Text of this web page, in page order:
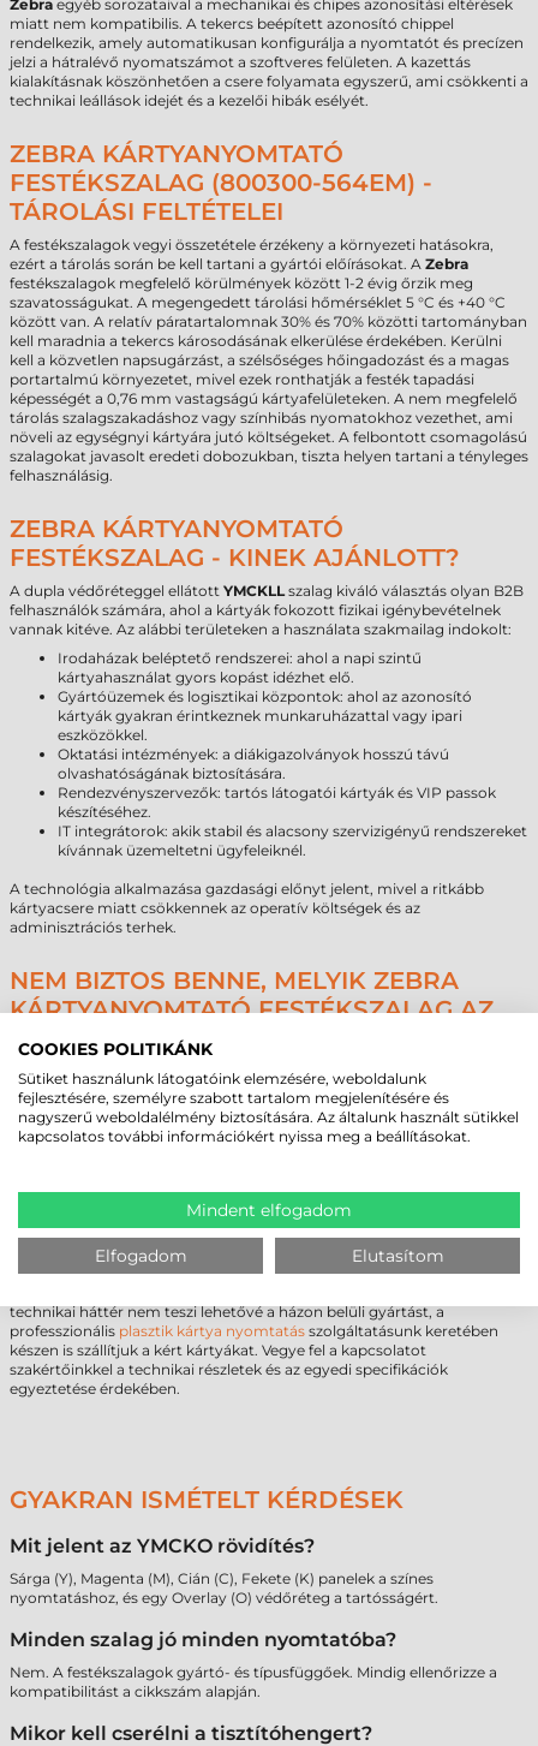
Zebra egyéb sorozataival a mechanikai és chipes azonosítási eltérések
miatt nem kompatibilis. A tekercs beépített azonosító chippel
rendelkezik, amely automatikusan konfigurálja a nyomtatót és precízen
jelzi a hátralévő nyomatszámot a szoftveres felületen. A kazettás
kialakításnak köszönhetően a csere folyamata egyszerű, ami csökkenti a
technikai leállások idejét és a kezelői hibák esélyét.
ZEBRA KÁRTYANYOMTATÓ
FESTÉKSZALAG (800300-564EM) -
TÁROLÁSI FELTÉTELEI
A festékszalagok vegyi összetétele érzékeny a környezeti hatásokra,
ezért a tárolás során be kell tartani a gyártói előírásokat. A Zebra
festékszalagok megfelelő körülmények között 1-2 évig őrzik meg
szavatosságukat. A megengedett tárolási hőmérséklet 5 °C és +40 °C
között van. A relatív páratartalomnak 30% és 70% közötti tartományban
kell maradnia a tekercs károsodásának elkerülése érdekében. Kerülni
kell a közvetlen napsugárzást, a szélsőséges hőingadozást és a magas
portartalmú környezetet, mivel ezek ronthatják a festék tapadási
képességét a 0,76 mm vastagságú kártyafelületeken. A nem megfelelő
tárolás szalagszakadáshoz vagy színhibás nyomatokhoz vezethet, ami
növeli az egységnyi kártyára jutó költségeket. A felbontott csomagolású
szalagokat javasolt eredeti dobozukban, tiszta helyen tartani a tényleges
felhasználásig.
ZEBRA KÁRTYANYOMTATÓ
FESTÉKSZALAG - KINEK AJÁNLOTT?
A dupla védőréteggel ellátott YMCKLLszalag kiváló választás olyan B2B
felhasználók számára, ahol a kártyák fokozott fizikai igénybevételnek
vannak kitéve. Az alábbi területeken a használata szakmailag indokolt:
Irodaházak beléptető rendszerei: ahol a napi szintű
kártyahasználat gyors kopást idézhet elő.
Gyártóüzemek és logisztikai központok: ahol az azonosító
kártyák gyakran érintkeznek munkaruházattal vagy ipari
eszközökkel.
Oktatási intézmények: a diákigazolványok hosszú távú
olvashatóságának biztosítására.
Rendezvényszervezők: tartós látogatói kártyák és VIP passok
készítéséhez.
IT integrátorok: akik stabil és alacsony szervizigényű rendszereket
kívánnak üzemeltetni ügyfeleiknél.
A technológia alkalmazása gazdasági előnyt jelent, mivel a ritkább
kártyacsere miatt csökkennek az operatív költségek és az
adminisztrációs terhek.
NEM BIZTOS BENNE, MELYIK ZEBRA
KÁRTYANYOMTATÓ FESTÉKSZALAG AZ
IDEÁLIS?
A megfelelő technológiai kiegészítők kiválasztása összetett mérnöki
döntés, amely közvetlenül befolyásolja a kártyarendszer
megbízhatóságát. Amennyiben bizonytalan a800300-564EM
cikkszámú kellékanyag és az Ön által használt nyomtató
kompatibilitásában, kérje szakmai támogatásunkat. Tapasztalt
jelentős éves volumen esetén lehetőség van személyre szabott
kereskedelmi ajánlat kidolgozására is, amely támogatja a beszerzési
folyamat hatékonyságát.
Vállalati partnereink részére teljes körű szolgáltatást is biztosítunk a
technikai háttér nem teszi lehetővé a házon belüli gyártást, a
professzionális plasztik kártya nyomtatás szolgáltatásunk keretében
készen is szállítjuk a kért kártyákat. Vegye fel a kapcsolatot
szakértőinkkel a technikai részletek és az egyedi specifikációk
egyeztetése érdekében.
GYAKRAN ISMÉTELT KÉRDÉSEK
Mit jelent az YMCKO rövidítés?
Sárga (Y), Magenta (M), Cián (C), Fekete (K) panelek a színes
nyomtatáshoz, és egy Overlay (O) védőréteg a tartósságért.
Minden szalag jó minden nyomtatóba?
Nem. A festékszalagok gyártó- és típusfüggőek. Mindig ellenőrizze a
kompatibilitást a cikkszám alapján.
Mikor kell cserélni a tisztítóhengert?
COOKIES POLITIKÁNK
Sütiket használunk látogatóink elemzésére, weboldalunk
fejlesztésére, személyre szabott tartalom megjelenítésére és
nagyszerű weboldalélmény biztosítására. Az általunk használt sütikkel
kapcsolatos további információkért nyissa meg a beállításokat.
Mindent elfogadom
Elfogadom Elutasítom